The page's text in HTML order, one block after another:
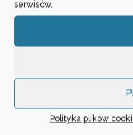
serwisów.
Polityka plików
czerwiec 2022
maj 2022(14)
marzec 2022(16)
wrzesień 2021(28)
czerwiec 2021(27)